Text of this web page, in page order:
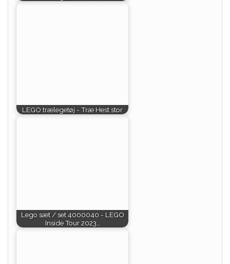
LEGO trælegetøj - Træ Hest stor
Lego sæt / set 4000040 - LEGO
Inside Tour 2023…